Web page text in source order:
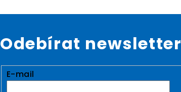
Odebírat newsletter
E-mail